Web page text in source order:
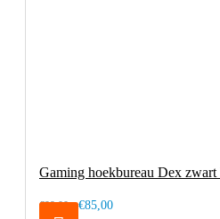
Gaming hoekbureau Dex
€99,00 €85,00